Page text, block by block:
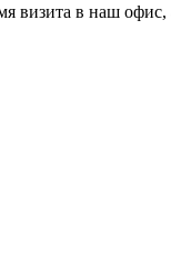
в наш офис,